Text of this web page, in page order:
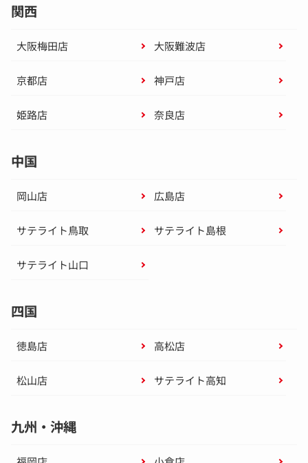
関西
大阪梅田店 大阪難波店
京都店 神戸店
姫路店 奈良店
中国
岡山店 広島店
サテライト鳥取 サテライト島根
サテライト山口
四国
徳島店 高松店
松山店 サテライト高知
九州・沖縄